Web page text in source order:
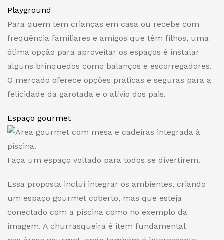
Playground
Para quem tem crianças em casa ou recebe com
frequência familiares e amigos que têm filhos, uma
ótima opção para aproveitar os espaços é instalar
alguns brinquedos como balanços e escorregadores.
O mercado oferece opções práticas e seguras para a
felicidade da garotada e o alívio dos pais.
Espaço gourmet
Faça um espaço voltado para todos se divertirem.
Essa proposta inclui integrar os ambientes, criando
um espaço gourmet coberto, mas que esteja
conectado com a piscina como no exemplo da
imagem. A churrasqueira é item fundamental